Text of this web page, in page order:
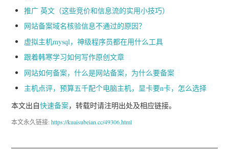
推广 英文（这些竞价和信息流的实用小技巧）
网站备案域名核验信息不通过的原因？
虚拟主机mysql，神级程序员都在用什么工具
跟着韩寒学习如何写作原创文章
网站如何备案，什么是网站备案，为什么要备案
主机点评，预算五千配个电脑主机，显卡要n卡，怎么选择
本文出自快速备案，转载时请注明出处及相应链接。
本文永久链接:https://kuaisubeian.cc/49306.html